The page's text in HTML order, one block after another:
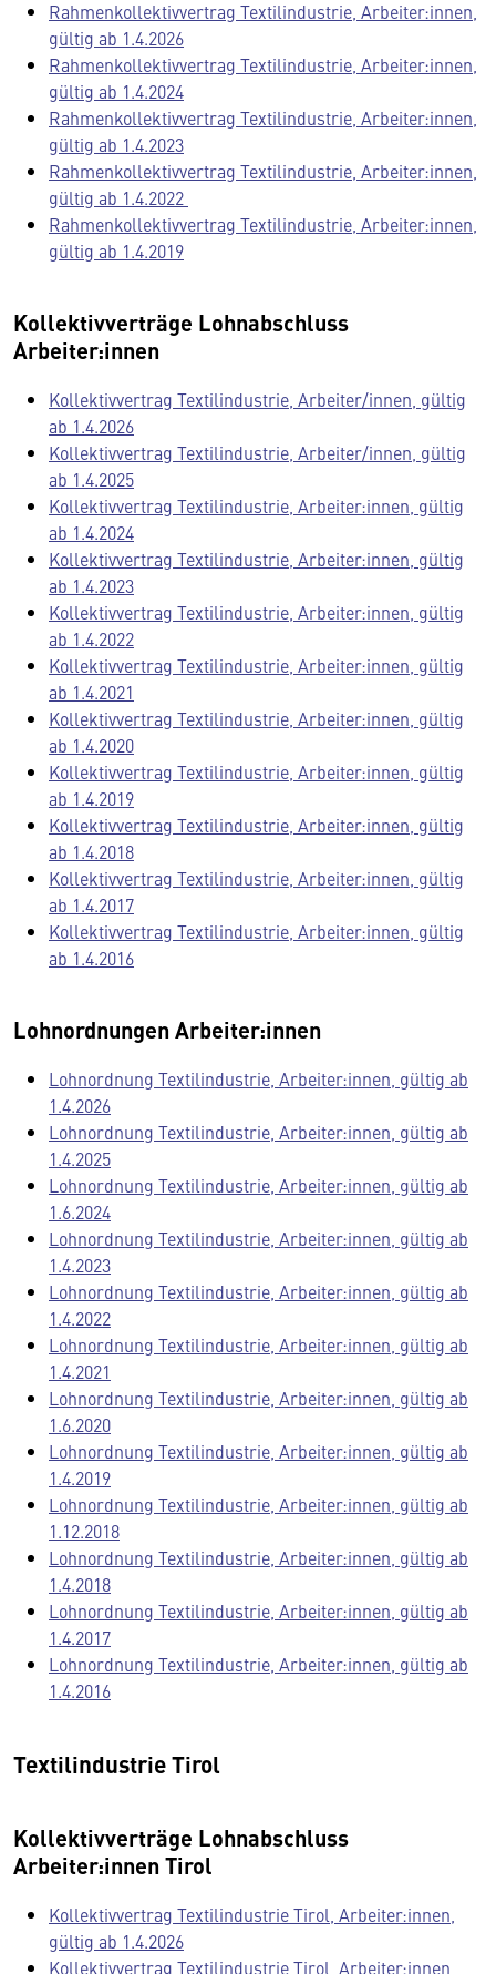
Rahmenkollektivvertrag Textilindustrie, Arbeiter:innen,
gültig ab 1.4.2026
Rahmenkollektivvertrag Textilindustrie, Arbeiter:innen,
gültig ab 1.4.2024
Rahmenkollektivvertrag Textilindustrie, Arbeiter:innen,
gültig ab 1.4.2023
Rahmenkollektivvertrag Textilindustrie, Arbeiter:innen,
gültig ab 1.4.2022
Rahmenkollektivvertrag Textilindustrie, Arbeiter:innen,
gültig ab 1.4.2019
Kollektivverträge Lohnabschluss
Arbeiter:innen
Kollektivvertrag Textilindustrie, Arbeiter/innen, gültig
ab 1.4.2026
Kollektivvertrag Textilindustrie, Arbeiter/innen, gültig
ab 1.4.2025
Kollektivvertrag Textilindustrie, Arbeiter:innen, gültig
ab 1.4.2024
Kollektivvertrag Textilindustrie, Arbeiter:innen, gültig
ab 1.4.2023
Kollektivvertrag Textilindustrie, Arbeiter:innen, gültig
ab 1.4.2022
Kollektivvertrag Textilindustrie, Arbeiter:innen, gültig
ab 1.4.2021
Kollektivvertrag Textilindustrie, Arbeiter:innen, gültig
ab 1.4.2020
Kollektivvertrag Textilindustrie, Arbeiter:innen, gültig
ab 1.4.2019
Kollektivvertrag Textilindustrie, Arbeiter:innen, gültig
ab 1.4.2018
Kollektivvertrag Textilindustrie, Arbeiter:innen, gültig
ab 1.4.2017
Kollektivvertrag Textilindustrie, Arbeiter:innen, gültig
ab 1.4.2016
Lohnordnungen Arbeiter:innen
Lohnordnung Textilindustrie, Arbeiter:innen, gültig ab
1.4.2026
Lohnordnung Textilindustrie, Arbeiter:innen, gültig ab
1.4.2025
Lohnordnung Textilindustrie, Arbeiter:innen, gültig ab
1.6.2024
Lohnordnung Textilindustrie, Arbeiter:innen, gültig ab
1.4.2023
Lohnordnung Textilindustrie, Arbeiter:innen, gültig ab
1.4.2022
Lohnordnung Textilindustrie, Arbeiter:innen, gültig ab
1.4.2021
Lohnordnung Textilindustrie, Arbeiter:innen, gültig ab
1.6.2020
Lohnordnung Textilindustrie, Arbeiter:innen, gültig ab
1.4.2019
Lohnordnung Textilindustrie, Arbeiter:innen, gültig ab
1.12.2018
Lohnordnung Textilindustrie, Arbeiter:innen, gültig ab
1.4.2018
Lohnordnung Textilindustrie, Arbeiter:innen, gültig ab
1.4.2017
Lohnordnung Textilindustrie, Arbeiter:innen, gültig ab
1.4.2016
Textilindustrie Tirol
Kollektivverträge Lohnabschluss
Arbeiter:innen Tirol
Kollektivvertrag Textilindustrie Tirol, Arbeiter:innen,
gültig ab 1.4.2026
Kollektivvertrag Textilindustrie Tirol, Arbeiter:innen,